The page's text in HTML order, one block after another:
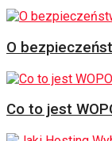
O
Co to jest